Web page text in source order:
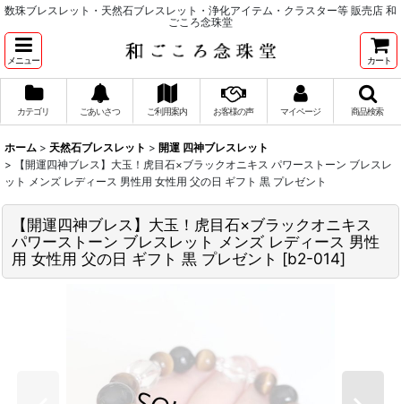
数珠ブレスレット・天然石ブレスレット・浄化アイテム・クラスター等 販売店 和
ごころ念珠堂
メニュー カート
カテゴリ ごあいさつ ご利用案内 お客様の声 マイページ 商品検索
ホーム > 天然石ブレスレット > 開運 四神ブレスレット
>
【開運四神ブレス】大玉！虎目石×ブラックオニキス パワーストーン ブレスレ
ット メンズ レディース 男性用 女性用 父の日 ギフト 黒 プレゼント
【開運四神ブレス】大玉！虎目石×ブラックオニキス
パワーストーン ブレスレット メンズ レディース 男性
用 女性用 父の日 ギフト 黒 プレゼント [b2-014]